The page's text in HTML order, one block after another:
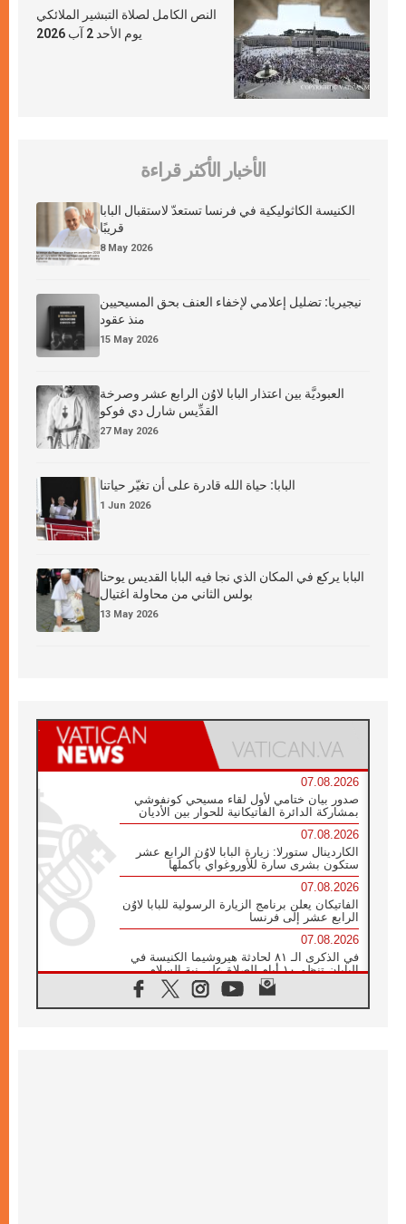
النص الكامل لصلاة التبشير الملائكي
يوم الأحد 2 آب 2026
الأخبار الأكثر قراءة
الكنيسة الكاثوليكية في فرنسا تستعدّ لاستقبال البابا
قريبًا
8 May 2026
نيجيريا: تضليل إعلامي لإخفاء العنف بحق المسيحيين
منذ عقود
15 May 2026
العبوديَّة بين اعتذار البابا لاوُن الرابع عشر وصرخة
القدِّيس شارل دي فوكو
27 May 2026
البابا: حياة الله قادرة على أن تغيّر حياتنا
1 Jun 2026
البابا يركع في المكان الذي نجا فيه البابا القديس يوحنا
بولس الثاني من محاولة اغتيال
13 May 2026
07.08.2026
صدور بيان ختامي لأول لقاء مسيحي كونفوشي
بمشاركة الدائرة الفاتيكانية للحوار بين الأديان
07.08.2026
الكاردينال ستورلا: زيارة البابا لاوُن الرابع عشر
ستكون بشرى سارة للأوروغواي بأكملها
07.08.2026
الفاتيكان يعلن برنامج الزيارة الرسولية للبابا لاوُن
الرابع عشر إلى فرنسا
07.08.2026
في الذكرى الـ ٨١ لحادثة هيروشيما الكنيسة في
اليابان تنظم ١٠ أيام للصلاة على نية السلام
الكنيسة في الأوروغواي: زيارة البابا ستعزز